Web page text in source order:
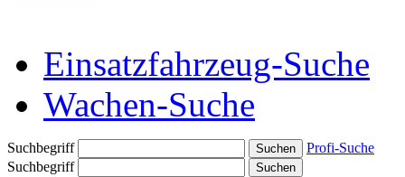
Einsatzfahrzeug-Suche
Wachen-Suche
Suchbegriff
Profi-Suche
Suchbegriff